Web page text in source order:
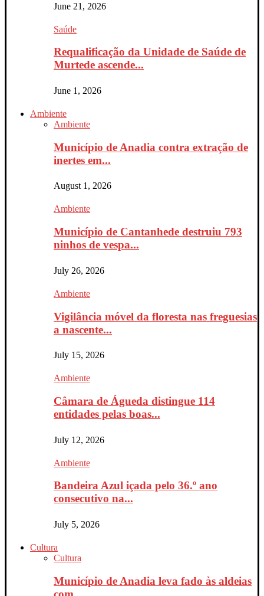
June 21, 2026
Saúde
Requalificação da Unidade de Saúde de
Murtede ascende...
June 1, 2026
Ambiente
Ambiente
Município de Anadia contra extração de
inertes em...
August 1, 2026
Ambiente
Município de Cantanhede destruiu 793
ninhos de vespa...
July 26, 2026
Ambiente
Vigilância móvel da floresta nas freguesias
a nascente...
July 15, 2026
Ambiente
Câmara de Águeda distingue 114
entidades pelas boas...
July 12, 2026
Ambiente
Bandeira Azul içada pelo 36.º ano
consecutivo na...
July 5, 2026
Cultura
Cultura
Município de Anadia leva fado às aldeias